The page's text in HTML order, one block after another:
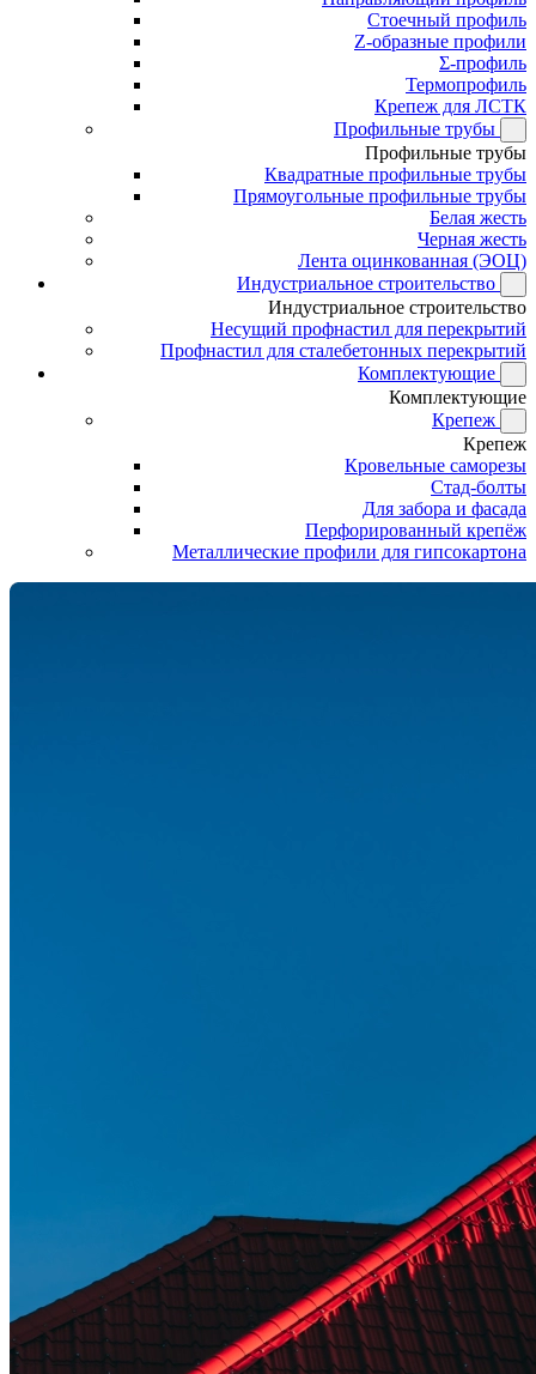
Стоечный профиль
Z-образные профили
Σ-профиль
Термопрофиль
Крепеж для ЛСТК
Профильные трубы
Профильные трубы
Квадратные профильные трубы
Прямоугольные профильные трубы
Белая жесть
Черная жесть
Лента оцинкованная (ЭОЦ)
Индустриальное строительство
Индустриальное строительство
Несущий профнастил для перекрытий
Профнастил для сталебетонных перекрытий
Комплектующие
Комплектующие
Крепеж
Крепеж
Кровельные саморезы
Стад-болты
Для забора и фасада
Перфорированный крепёж
Металлические профили для гипсокартона